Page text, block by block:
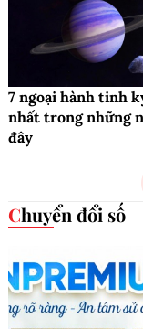
7 ngoại hành tinh
nhất trong những
đây
Chuyển đổi số